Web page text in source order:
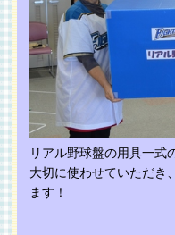
リアル野球盤の用具一式
大切に使わせていただき
ます！